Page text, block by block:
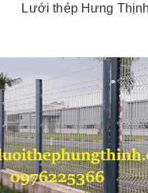
Lưới thép Hưng Thịnh